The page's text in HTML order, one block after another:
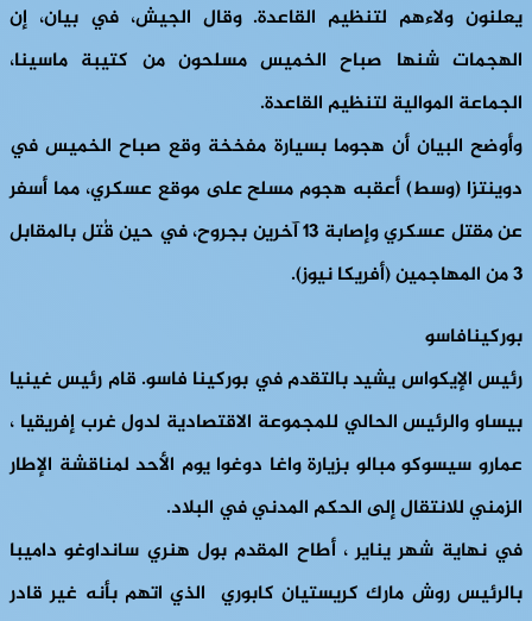
يعلنون ولاءهم لتنظيم القاعدة. وقال الجيش، في بيان، إن
الهجمات شنها صباح الخميس مسلحون من كتيبة ماسينا،
الجماعة الموالية لتنظيم القاعدة.
وأوضح البيان أن هجوما بسيارة مفخخة وقع صباح الخميس في
دوينتزا (وسط)أعقبه هجوم مسلح على موقع عسكري، مما أسفر
عن مقتل عسكري وإصابة 13 آخرين بجروح، في حين قُتل بالمقابل
3 من المهاجمين (أفريكا نيوز).
بوركينافاسو
رئيس الإيكواس يشيد بالتقدم في بوركينا فاسو. قام رئيس غينيا
بيساو والرئيس الحالي للمجموعة الاقتصادية لدول غرب إفريقيا ،
عمارو سيسوكو مبالو بزيارة واغا دوغوا يوم الأحد لمناقشة الإطار
الزمني للانتقال إلى الحكم المدني في البلاد.
في نهاية شهر يناير ، أطاح المقدم بول هنري سانداوغو داميبا
بالرئيس روش مارك كريستيان كابوري الذي اتهم بأنه غير قادر